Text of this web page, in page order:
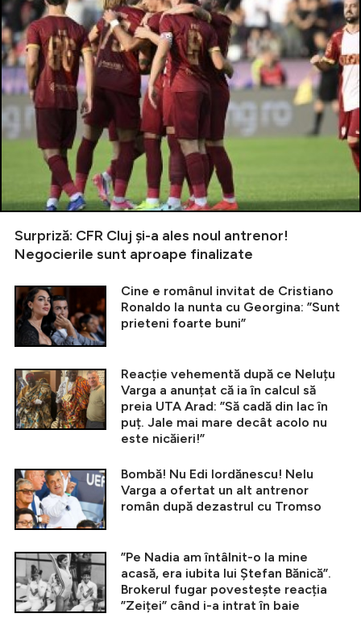
Surpriză: CFR Cluj și-a ales noul antrenor!
Negocierile sunt aproape finalizate
Cine e românul invitat de Cristiano
Ronaldo la nunta cu Georgina: ”Sunt
prieteni foarte buni”
Reacție vehementă după ce Neluțu
Varga a anunțat că ia în calcul să
preia UTA Arad: ”Să cadă din lac în
puț. Jale mai mare decât acolo nu
este nicăieri!”
Bombă! Nu Edi Iordănescu! Nelu
Varga a ofertat un alt antrenor
român după dezastrul cu Tromso
”Pe Nadia am întâlnit-o la mine
acasă, era iubita lui Ștefan Bănică”.
Brokerul fugar povestește reacția
”Zeiței” când i-a intrat în baie